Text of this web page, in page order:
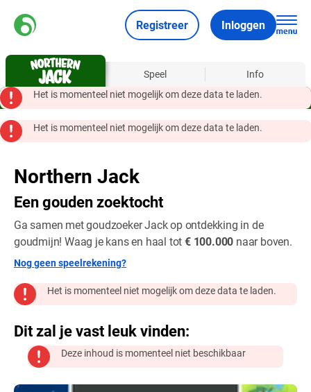
Registreer Inloggen
Over Speel
Info
Het is momenteel niet mogelijk om deze data te laden.
Het is momenteel niet mogelijk om deze data te laden.
Northern Jack
Een gouden zoektocht
Ga samen met goudzoeker Jack op ontdekking in de
goudmijn! Waag je kans en haal tot€ 100.000 naar boven.
Nog geen speelrekening?
Het is momenteel niet mogelijk om deze data te laden.
Dit zal je vast leuk vinden:
Deze inhoud is momenteel niet beschikbaar